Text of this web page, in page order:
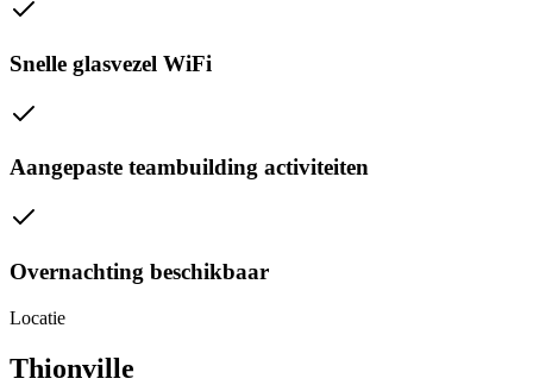
Snelle glasvezel WiFi
Aangepaste teambuilding activiteiten
Overnachting beschikbaar
Locatie
Thionville